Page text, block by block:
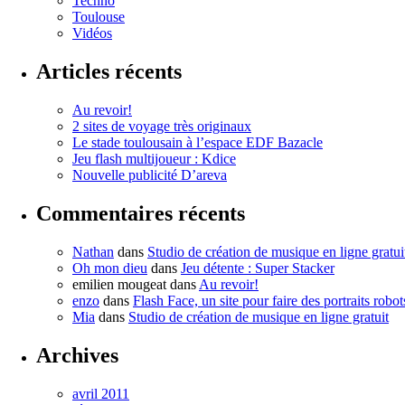
Toulouse
Vidéos
Articles récents
Au revoir!
2 sites de voyage très originaux
Le stade toulousain à l’espace EDF Bazacle
Jeu flash multijoueur : Kdice
Nouvelle publicité D’areva
Commentaires récents
Nathan dans Studio de création de musique en ligne
Oh mon dieu dans Jeu détente : Super Stacker
emilien mougeat dans Au revoir!
enzo dans Flash Face, un site pour faire des portraits
Mia dans Studio de création de musique en ligne gratuit
Archives
avril 2011